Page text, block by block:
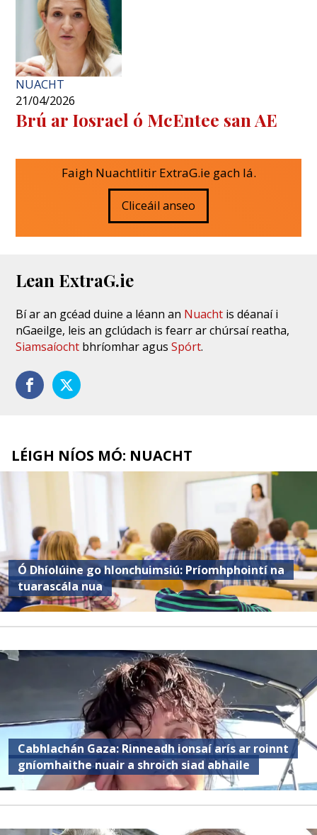
NUACHT
21/04/2026
Brú ar Iosrael ó McEntee san AE
Faigh Nuachtlitir ExtraG.ie gach lá.
Cliceáil anseo
Lean ExtraG.ie
Bí ar an gcéad duine a léann an Nuacht is déanaí i
nGaeilge, leis an gclúdach is fearr ar chúrsaí reatha,
Siamsaíocht bhríomhar agusSpórt.
LÉIGH NÍOS MÓ: NUACHT
Ó Dhíolúine go hIonchuimsiú: Príomhphointí na
tuarascála nua
Cabhlachán Gaza: Rinneadh ionsaí arís ar roinnt
gníomhaithe nuair a shroich siad abhaile